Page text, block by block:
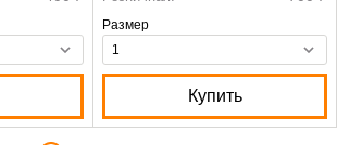
Размер
Купить